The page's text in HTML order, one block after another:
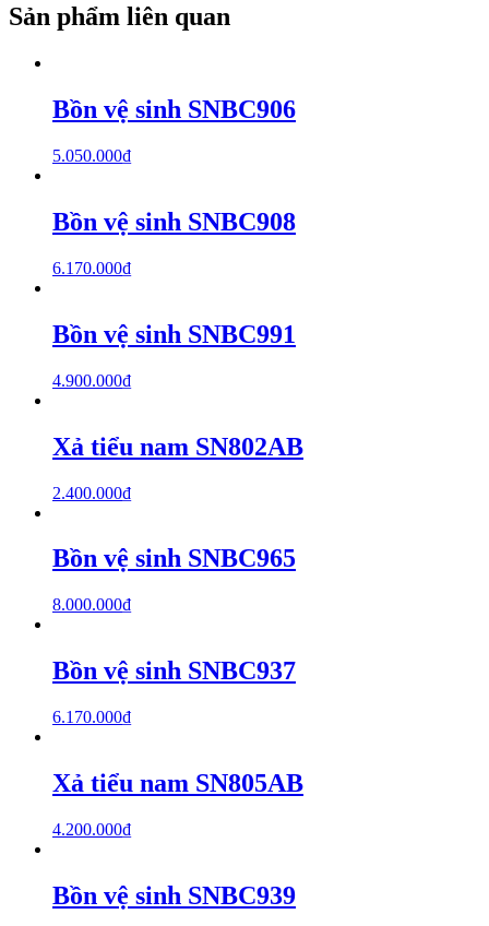
Sản phẩm liên quan
Bồn vệ sinh SNBC906
5.050.000₫
Bồn vệ sinh SNBC908
6.170.000₫
Bồn vệ sinh SNBC991
4.900.000₫
Xả tiểu nam SN802AB
2.400.000₫
Bồn vệ sinh SNBC965
8.000.000₫
Bồn vệ sinh SNBC937
6.170.000₫
Xả tiểu nam SN805AB
4.200.000₫
Bồn vệ sinh SNBC939